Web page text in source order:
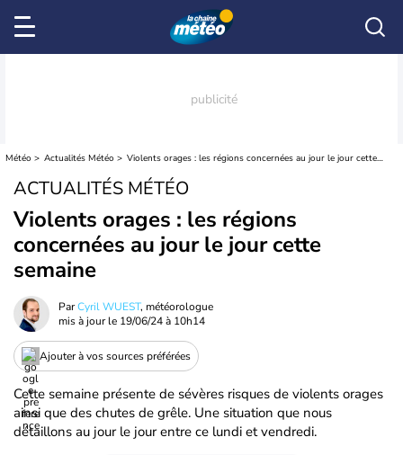
Météo Actualités Météo Violents orages : les régions concernées au jour le jour cette semaine
ACTUALITÉS MÉTÉO
Violents orages : les régions
concernées au jour le jour cette
semaine
ParCyril WUEST, météorologue
mis à jour le 19/06/24 à 10h14
Ajouter à vos sources préférées
Cette semaine présente de sévères risques de violents orages
ainsi que des chutes de grêle. Une situation que nous
détaillons au jour le jour entre ce lundi et vendredi.